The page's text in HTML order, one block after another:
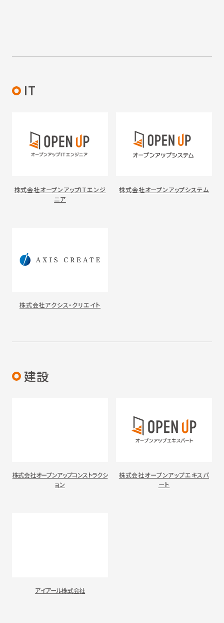
IT
株式会社オープンアップITエンジ
ニア
株式会社オープンアップシステム
株式会社アクシス・クリエイト
建設
株式会社オープンアップコンストラクシ
ョン
株式会社オープンアップエキスパ
ート
アイアール株式会社